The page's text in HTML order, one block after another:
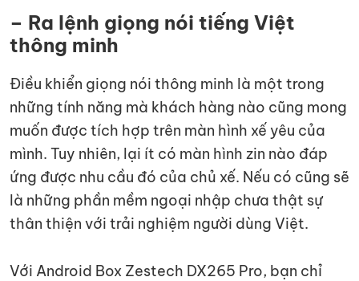
– Ra lệnh giọng nói tiếng Việt
thông minh
Điều khiển giọng nói thông minh là một trong
những tính năng mà khách hàng nào cũng mong
muốn được tích hợp trên màn hình xế yêu của
mình. Tuy nhiên, lại ít có màn hình zin nào đáp
ứng được nhu cầu đó của chủ xế. Nếu có cũng sẽ
là những phần mềm ngoại nhập chưa thật sự
thân thiện với trải nghiệm người dùng Việt.
Với Android Box Zestech DX265 Pro, bạn chỉ